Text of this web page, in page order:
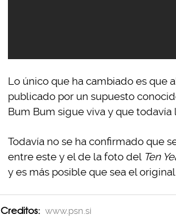
Lo único que ha cambiado es que
publicado por un supuesto
Bum Bum sigue viva y que
Todavía no se ha confirmado que
entre este y el de la foto del Ten
y es más posible que sea el
Creditos: www.psn.si